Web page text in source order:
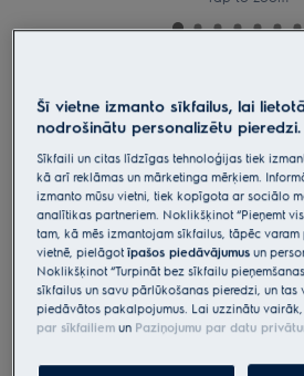
Iebūvējams nosūcējs
600.sērijas ar
4.9 (2187)
Priekšrocības
600. sērijas “Hob2Hood®” funkcija
nosūcēja darbību.
„Hob2Hood®“ pielāgo nosūcēja darbību
iestatījumiem.
Tvaika nosūcējs “ExtractionTech Plus” ātri
Šī vietne izmanto sīkfailus, lai
nodrošinātu personalizētu pieredzi.
Sīkfaili un citas līdzīgas tehnoloģijas tiek
kā arī reklāmas un mārketinga mērķiem.
izmanto mūsu vietni, tiek kopīgota ar sociālo
analītikas partneriem. Noklikšķinot “Pieņemt
tam, kā mēs izmantojam sīkfailus, tāpēc varam
vietnē, pielāgotīpašos piedāvājumus un
Noklikšķinot “Turpināt bez sīkfailu
sīkfailus un savu pārlūkošanas pieredzi, un tas
piedāvātos pakalpojumus. Lai uzzinātu vairāk,
par sīkfailiem un Paziņojumu par datu